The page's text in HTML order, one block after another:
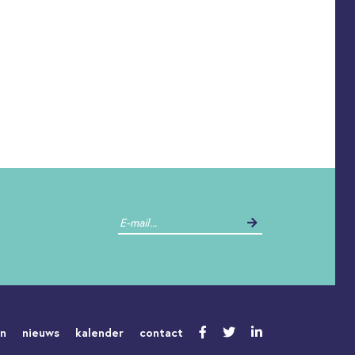
nieuws kalender contact